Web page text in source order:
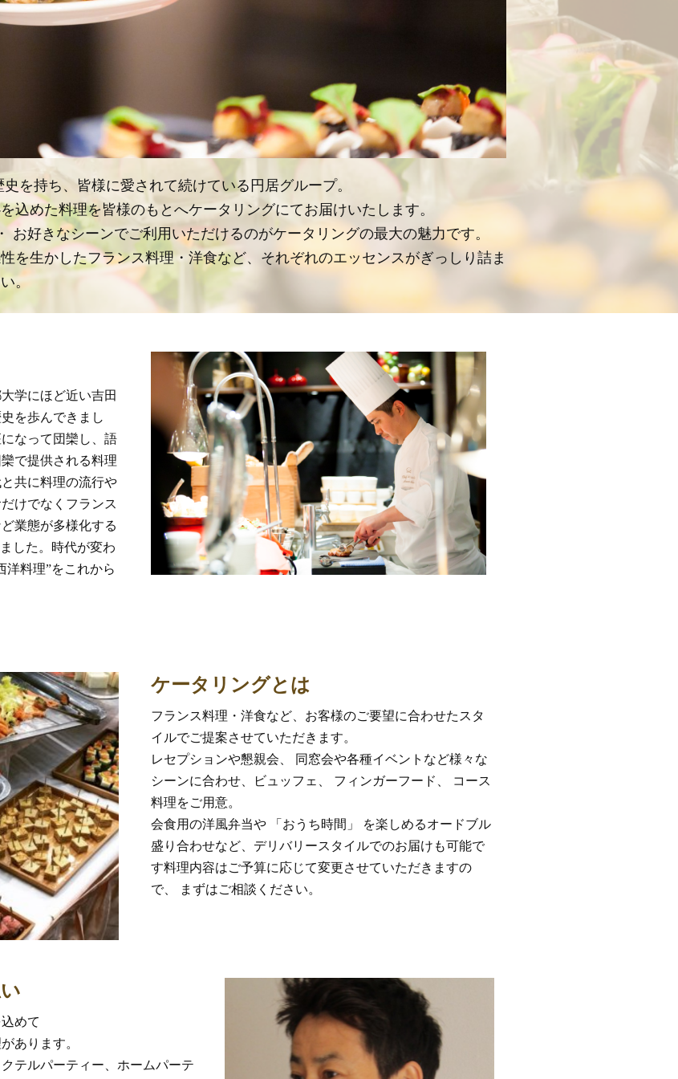
を持ち、皆様に愛されて続けている円居グループ。
込めた料理を皆様のもとへケータリングにてお届けいたします。
お好きなシーンでご利用いただけるのがケータリングの最大の魅力です。
を生かしたフランス料理・洋食など、それぞれのエッセンスがぎっしり詰ま
。
学にほど近い吉田
を歩んできまし
なって団欒し、語
で提供される料理
共に料理の流行や
けでなくフランス
業態が多様化する
した。時代が変わ
洋料理”をこれから
ケータリングとは
フランス料理・洋食など、お客様のご要望に合わせたスタ
イルでご提案させていただきます。
レセプションや懇親会、 同窓会や各種イベントなど様々な
シーンに合わせ、ビュッフェ、 フィンガーフード、 コース
料理をご用意。
会食用の洋風弁当や 「おうち時間」 を楽しめるオードブル
盛り合わせなど、デリバリースタイルでのお届けも可能で
す料理内容はご予算に応じて変更させていただきますの
で、 まずはご相談ください。
めて
あります。
テルパーティー、ホームパーテ